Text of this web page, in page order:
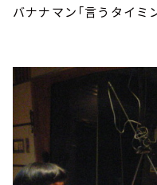
バナナマン「言うタイミ